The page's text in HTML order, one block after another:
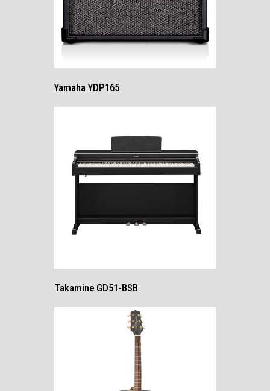
Yamaha YDP165
Takamine GD51-BSB